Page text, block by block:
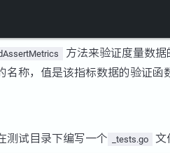
方法来验证度量数据
名称，值是该指标数据的验证函
测试目录下编写一个 _tests.go 文